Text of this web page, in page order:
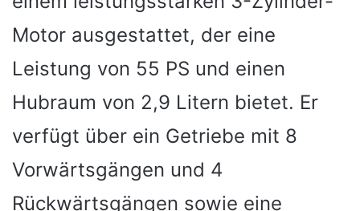
Motor ausgestattet, der eine
Leistung von 55 PS und einen
Hubraum von 2,9 Litern bietet. Er
verfügt über ein Getriebe mit 8
Vorwärtsgängen und 4
Rückwärtsgängen sowie eine